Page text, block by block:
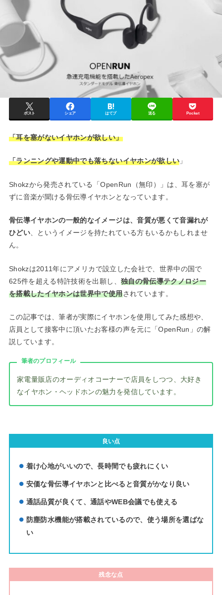
ポスト シェア はてブ 送る Pocket
「耳を塞がないイヤホンが欲しい」
「ランニングや運動中でも落ちないイヤホンが欲しい 」
Shokzから発売されている「OpenRun（無印）」は、耳を塞が
ずに音楽が聞ける骨伝導イヤホンとなっています。
骨伝導イヤホンの一般的なイメージは、音質が悪くて音漏れが
ひどい、というイメージを持たれている方もいるかもしれませ
ん。
Shokzは2011年にアメリカで設立した会社で、世界中の国で
625件を超える特許技術を出願し、 独自の骨伝導テクノロジー
を搭載したイヤホンは世界中で使用されています。
この記事では、筆者が実際にイヤホンを使用してみた感想や、
店員として接客中に頂いたお客様の声を元に「OpenRun」の解
説しています。
筆者のプロフィール
家電量販店のオーディオコーナーで店員をしつつ、大好き
なイヤホン・ヘッドホンの魅力を発信しています。
良い点
着け心地がいいので、長時間でも疲れにくい
安価な骨伝導イヤホンと比べると音質がかなり良い
通話品質が良くて、通話やWEB会議でも使える
防塵防水機能が搭載されているので、使う場所を選ばな
い
残念な点